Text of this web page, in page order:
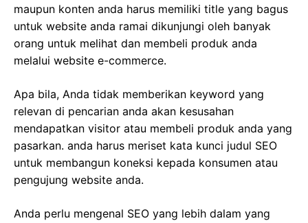
maupun konten anda harus memiliki title yang bagus
untuk website anda ramai dikunjungi oleh banyak
orang untuk melihat dan membeli produk anda
melalui website e-commerce.
Apa bila, Anda tidak memberikan keyword yang
relevan di pencarian anda akan kesusahan
mendapatkan visitor atau membeli produk anda yang
pasarkan. anda harus meriset kata kunci judul SEO
untuk membangun koneksi kepada konsumen atau
pengujung website anda.
Anda perlu mengenal SEO yang lebih dalam yang